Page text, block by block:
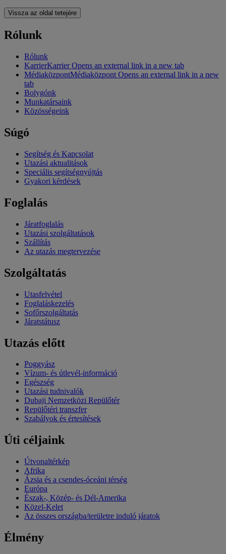
Vissza az oldal tetejére
Rólunk
Rólunk
KarrierKarrier Opens an external link in a new tab
MédiaközpontMédiaközpont Opens an external link in a new
tab
Bolygónk
Munkatársaink
Közösségeink
Súgó
Segítség és Kapcsolat
Utazási aktualitások
Speciális segítségnyújtás
Gyakori kérdések
Foglalás
Járatfoglalás
Utazási szolgáltatások
Szállítás
Az utazás megtervezése
Szolgáltatás
Utasfelvétel
Foglaláskezelés
Sofőrszolgáltatás
Járatstátusz
Utazás előtt
Poggyász
Vízum- és útlevél-információ
Egészség
Utazási tudnivalók
Dubaji Nemzetközi Repülőtér
Repülőtéri transzfer
Szabályok és értesítések
Úti céljaink
Útvonaltérkép
Afrika
Ázsia és a csendes-óceáni térség
Európa
Észak-, Közép- és Dél-Amerika
Közel-Kelet
Az összes országba/területre induló járatok
Élmény